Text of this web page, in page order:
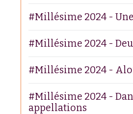
#Millésime 2024 -
#Millésime 2024 -
#Millésime 2024 -
#Millésime 2024 -
appellations